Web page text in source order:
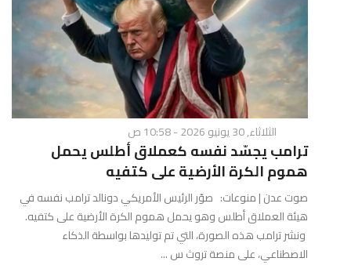
الثلاثاء, 30 يونيو 2026 - 10:58 ص
ترامب يجسّد نفسه كعملاق أطلس يحمل
هموم الكرة الأرضية على كتفيه
صوت عدن | منوعات: صوّر الرئيس الأمريكي دونالد ترامب نفسه في
هيئة العملاق أطلس وهو يحمل هموم الكرة الأرضية على كتفيه.
ونشر ترامب هذه الصورة، التي تم توليدها بواسطة الذكاء
الاصطناعي، على منصة تروث س ...